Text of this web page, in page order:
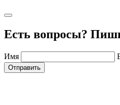
Есть вопросы?
Имя